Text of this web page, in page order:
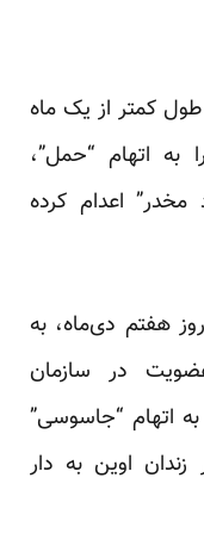
کمتر از یک ماه
به اتهام “حمل”،
اعدام کرده
هفتم دی‌ماه، به
در سازمان
اتهام “جاسوسی”
زندان اوین به دار